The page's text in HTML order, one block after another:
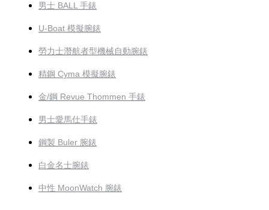
男士 BALL 手錶
U-Boat 模擬腕錶
勞力士潛航者型機械自動腕錶
精鋼 Cyma 模擬腕錶
金/鋼 Revue Thommen 手錶
男士愛馬仕手錶
鋼製 Buler 腕錶
白金名士腕錶
中性 MoonWatch 腕錶